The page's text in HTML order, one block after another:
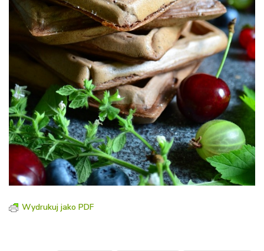
Wydrukuj jako PDF